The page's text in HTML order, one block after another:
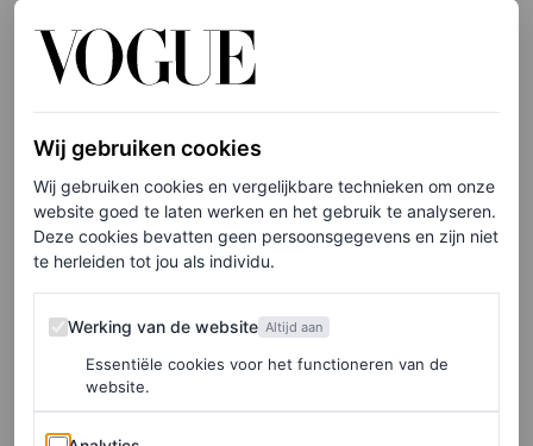
Elke week onze beste artikelen in je inbox?
De kaart biedt een zeldzame blik in het gezinsleven van
de Sussexes: sinds hun vertrek uit de monarchie in 2020
hebben prins Harry en Meghan Markle slechts een
handvol foto’s van hun kinderen gedeeld. Opmerkelijk is
dat de gezichten van Archie en Lilibet niet te zien zijn.
Een bewuste keuze van beroemdheden die de privacy
van hun gezin willen beschermen. Gigi Hadid en Hailey
Wij gebruiken cookies
Wij gebruiken cookies en vergelijkbare technieken om onze
website goed te laten werken en het gebruik te analyseren.
Deze cookies bevatten geen persoonsgegevens en zijn niet
te herleiden tot jou als individu.
Werking van de website
Werking van de website Altijd aan
Essentiële cookies voor het functioneren van de
website.
Analytics